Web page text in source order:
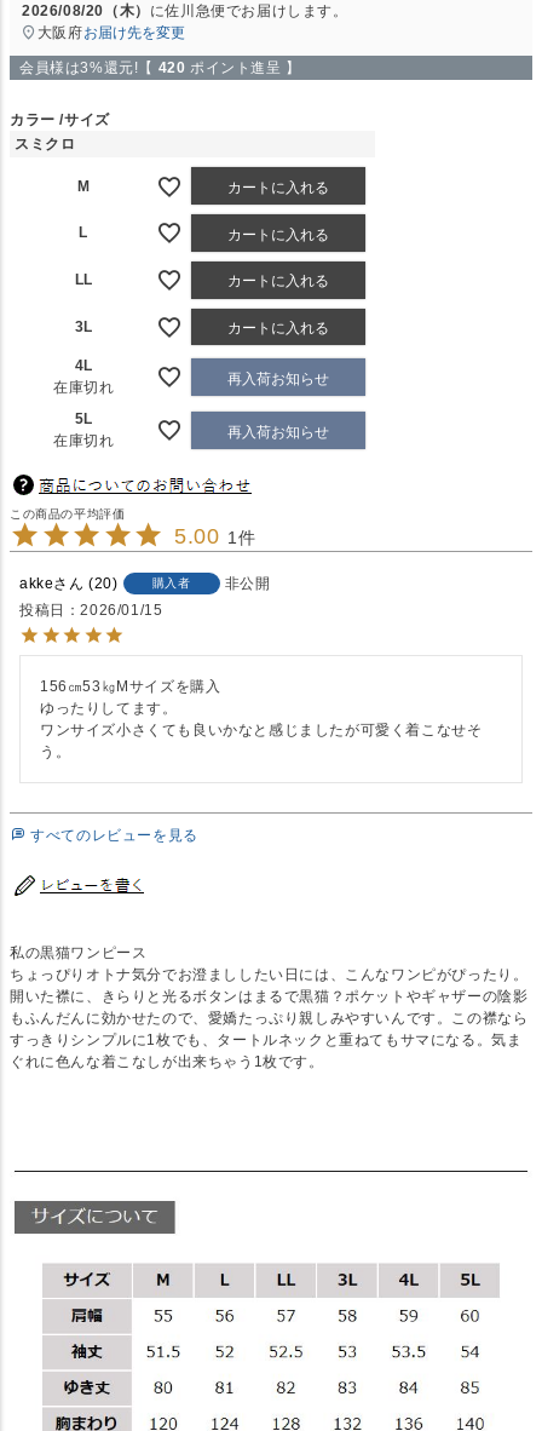
2026/08/20（木） に佐川急便でお届けします。
大阪府お届け先を変更
会員様は3%還元!【 420 ポイント進呈 】
カラー サイズ
スミクロ
M カートに入れる
L カートに入れる
LL カートに入れる
3L カートに入れる
4L
在庫切れ
再入荷お知らせ
5L
在庫切れ
再入荷お知らせ
5.00 1
akke 20 購入者
非公開
投稿日
2026/01/15
156㎝53㎏Mサイズを購入
ゆったりしてます。
ワンサイズ小さくても良いかなと感じましたが可愛く着こなせそ
う。
すべてのレビューを見る
私の黒猫ワンピース
ちょっぴりオトナ気分でお澄まししたい日には、こんなワンピがぴったり。
開いた襟に、きらりと光るボタンはまるで黒猫？ポケットやギャザーの陰影
もふんだんに効かせたので、愛嬌たっぷり親しみやすいんです。この襟なら
すっきりシンプルに1枚でも、タートルネックと重ねてもサマになる。気ま
ぐれに色んな着こなしが出来ちゃう1枚です。